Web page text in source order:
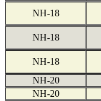
NH-18
NH-18
NH-18
NH-20
NH-20